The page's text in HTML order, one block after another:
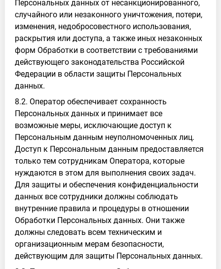
Персональных данных от несанкционированного,
случайного или незаконного уничтожения, потери,
изменения, недобросовестного использования,
раскрытия или доступа, а также иных незаконных
форм Обработки в соответствии с требованиями
действующего законодательства Российской
Федерации в области защиты Персональных
данных.
8.2. Оператор обеспечивает сохранность
Персональных данных и принимает все
возможные меры, исключающие доступ к
Персональным данным неуполномоченных лиц.
Доступ к Персональным данным предоставляется
только тем сотрудникам Оператора, которые
нуждаются в этом для выполнения своих задач.
Для защиты и обеспечения конфиденциальности
данных все сотрудники должны соблюдать
внутренние правила и процедуры в отношении
Обработки Персональных данных. Они также
должны следовать всем техническим и
организационным мерам безопасности,
действующим для защиты Персональных данных.